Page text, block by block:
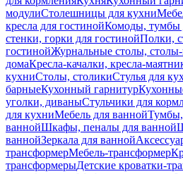
модулиСтолешницы для кухни
кресла для гостинойКомоды, тумбы
стенки, горки для гостинойПолки,
гостинойЖурнальные столы,
домаКресла-качалки, кресла-
кухниСтолы, столикиСтулья для
барныеКухонный гарнитур
уголки, диваныСтульчики для
для кухниМебель для ваннойТумбы,
ваннойШкафы, пеналы для ванной
ваннойЗеркала для ванной
трансформерМебель-трансформер
трансформерыДетские кроватки-